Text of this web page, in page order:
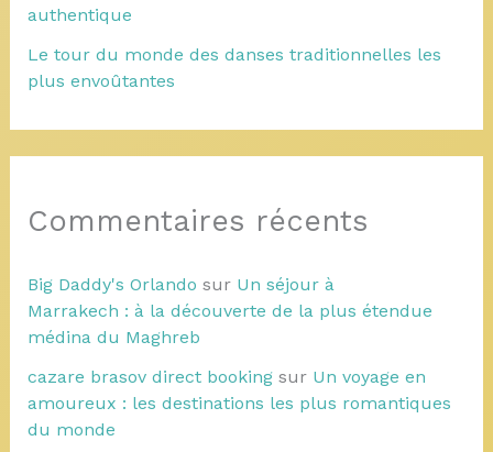
authentique
Le tour du monde des danses traditionnelles les
plus envoûtantes
Commentaires récents
Big Daddy's Orlando sur Un séjour à
Marrakech : à la découverte de la plus étendue
médina du Maghreb
cazare brasov direct bookingsur Un voyage en
amoureux : les destinations les plus romantiques
du monde